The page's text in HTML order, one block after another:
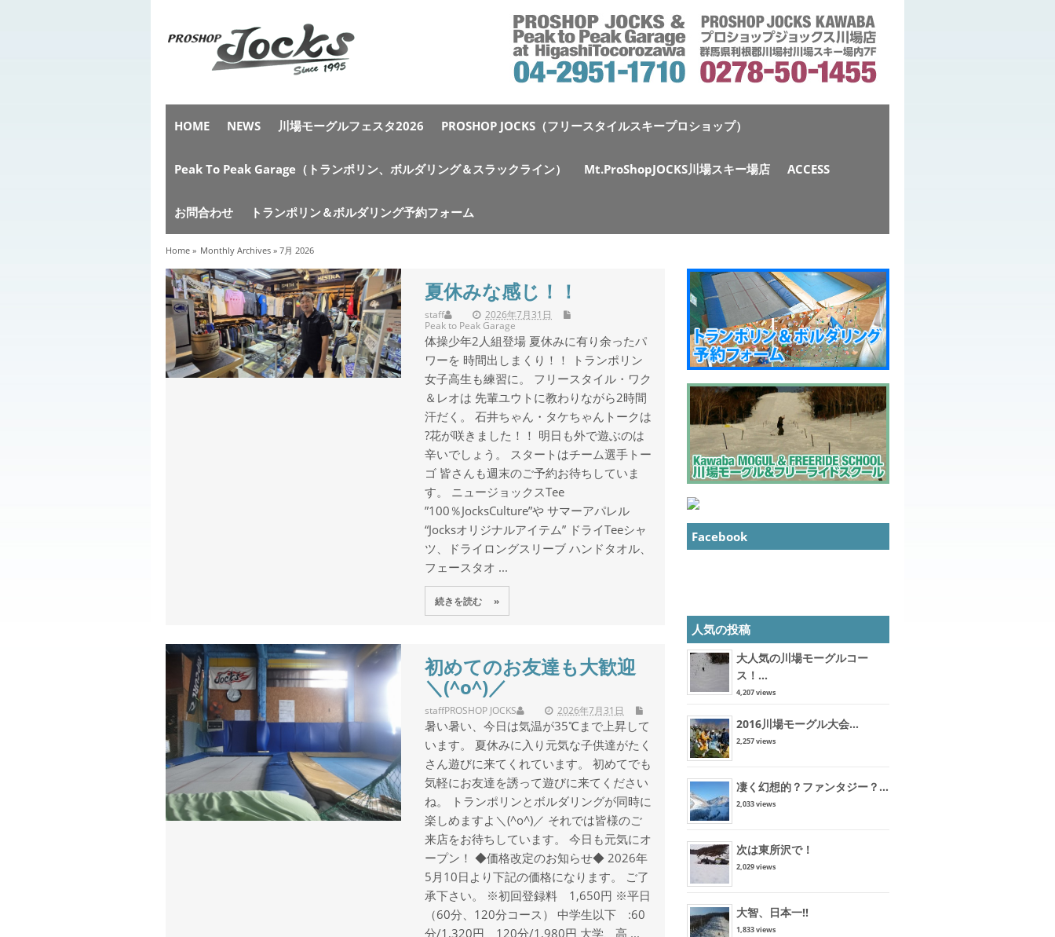
HOME NEWS 川場モーグルフェスタ2026 PROSHOP JOCKS（フリースタイルスキープロショップ）
Peak To Peak Garage（トランポリン、ボルダリング＆スラックライン） Mt.ProShopJOCKS川場スキー場店 ACCESS
お問合わせ トランポリン＆ボルダリング予約フォーム
Home » Monthly Archives »7月 2026
夏休みな感じ！！
staff
2026年7月31日
Peak to Peak Garage
体操少年2人組登場 夏休みに有り余ったパ
ワーを 時間出しまくり！！ トランポリン
女子高生も練習に。 フリースタイル・ワク
＆レオは 先輩ユウトに教わりながら2時間
汗だく。 石井ちゃん・タケちゃんトークは
?花が咲きました！！ 明日も外で遊ぶのは
辛いでしょう。 スタートはチーム選手トー
ゴ 皆さんも週末のご予約お待ちしていま
す。 ニュージョックスTee
”100％JocksCulture”や サマーアパレル
“Jocksオリジナルアイテム” ドライTeeシャ
ツ、ドライロングスリーブ ハンドタオル、
フェースタオ ...
続きを読む »
初めてのお友達も大歓迎
＼(^o^)／
staff 2026年7月31日
PROSHOP JOCKS
暑い暑い、今日は気温が35℃まで上昇して
います。 夏休みに入り元気な子供達がたく
さん遊びに来てくれています。 初めてでも
気軽にお友達を誘って遊びに来てください
ね。 トランポリンとボルダリングが同時に
楽しめますよ＼(^o^)／ それでは皆様のご
来店をお待ちしています。 今日も元気にオ
ープン！ ◆価格改定のお知らせ◆ 2026年
5月10日より下記の価格になります。 ご了
承下さい。 ※初回登録料 1,650円 ※平日
（60分、120分コース） 中学生以下 :60
分/1,320円 120分/1,980円 大学、高 ...
Facebook
人気の投稿
大人気の川場モーグルコー
ス！...
4,207 views
2016川場モーグル大会...
2,257 views
凄く幻想的？ファンタジー？...
2,033 views
次は東所沢で！
2,029 views
大智、日本一!!
1,833 views